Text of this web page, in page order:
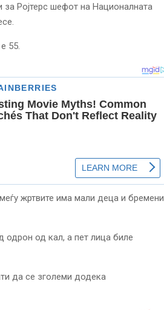
за Ројтерс шефот на Националната
55.
жртвите има мали деца и бремени
одрон од кал, а пет лица биле
да се зголеми додека